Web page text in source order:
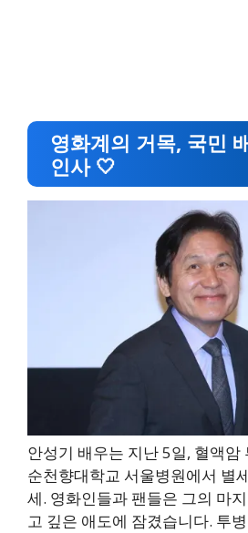
영화계의 거목, 국민
인사 🤍
안성기 배우는 지난 5일, 혈액암
순천향대학교 서울병원에서 별
세. 영화인들과 팬들은 그의 마
고 깊은 애도에 잠겼습니다. 투